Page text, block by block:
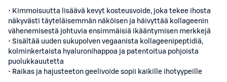
• Kimmoisuutta lisäävä kevyt kosteusvoide, joka tekee ihosta
näkyvästi täyteläisemmän näköisen ja häivyttää kollageenin
vähenemisestä johtuvia ensimmäisiä ikääntymisen merkkejä
• Sisältää uuden sukupolven vegaanista kollageenipeptidiä,
kolminkertaista hyaluronihappoa ja patentoitua pohjoista
puolukkauutetta
• Raikas ja hajusteeton geelivoide sopii kaikille ihotyypeille